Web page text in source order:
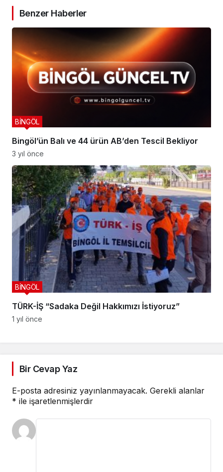
Benzer Haberler
Bingöl’ün Balı ve 44 ürün AB’den Tescil Bekliyor
BİNGÖL
3 yıl önce
TÜRK-İŞ “Sadaka Değil Hakkımızı İstiyoruz”
BİNGÖL
1 yıl önce
Bir Cevap Yaz
E-posta adresiniz yayınlanmayacak. Gerekli alanlar
* ile işaretlenmişlerdir
Takip Et